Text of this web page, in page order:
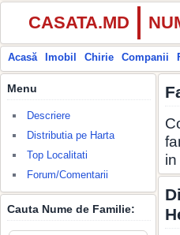
CASATA.MD
Acasă Imobil Chirie Companii
Menu
Descriere
Distributia pe Harta
Top Localitati
Forum/Comentarii
Cauta Nume de Familie: